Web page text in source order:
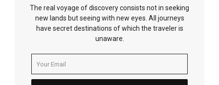
The real voyage of discovery consists not in seeking
new lands but seeing with new eyes. All journeys
have secret destinations of which the traveler is
unaware.